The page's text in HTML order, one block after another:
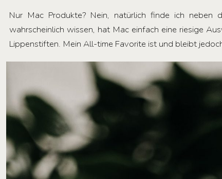
Nur Mac Produkte? Nein, natürlich finde ich
wahrscheinlich wissen, hat Mac einfach eine riesige
Lippenstiften. Mein All-time Favorite ist und bleibt